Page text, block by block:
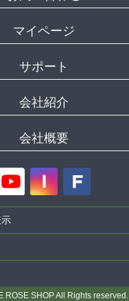
マイページ
サポート
会社紹介
会社概要
ROSE SHOP All Rights reserved.